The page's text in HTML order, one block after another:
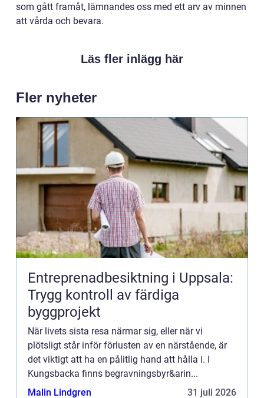
som gått framåt, lämnandes oss med ett arv av minnen
att vårda och bevara.
Läs fler inlägg här
Fler nyheter
Entreprenadbesiktning i Uppsala:
Trygg kontroll av färdiga
byggprojekt
När livets sista resa närmar sig, eller när vi
plötsligt står inför förlusten av en närstående, är
det viktigt att ha en pålitlig hand att hålla i. I
Kungsbacka finns begravningsbyr&arin...
Malin Lindgren
31 juli 2026